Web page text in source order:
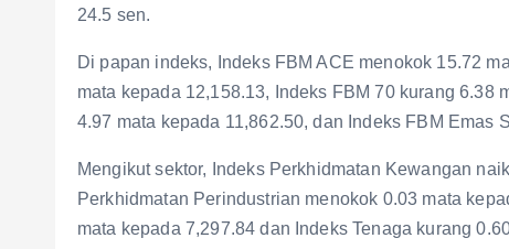
24.5 sen.
Di papan indeks, Indeks FBM ACE menokok 15.72
mata kepada 12,158.13, Indeks FBM 70 kurang 6.38
4.97 mata kepada 11,862.50, dan Indeks FBM Emas
Mengikut sektor, Indeks Perkhidmatan Kewangan
Perkhidmatan Perindustrian menokok 0.03 mata
mata kepada 7,297.84 dan Indeks Tenaga kurang